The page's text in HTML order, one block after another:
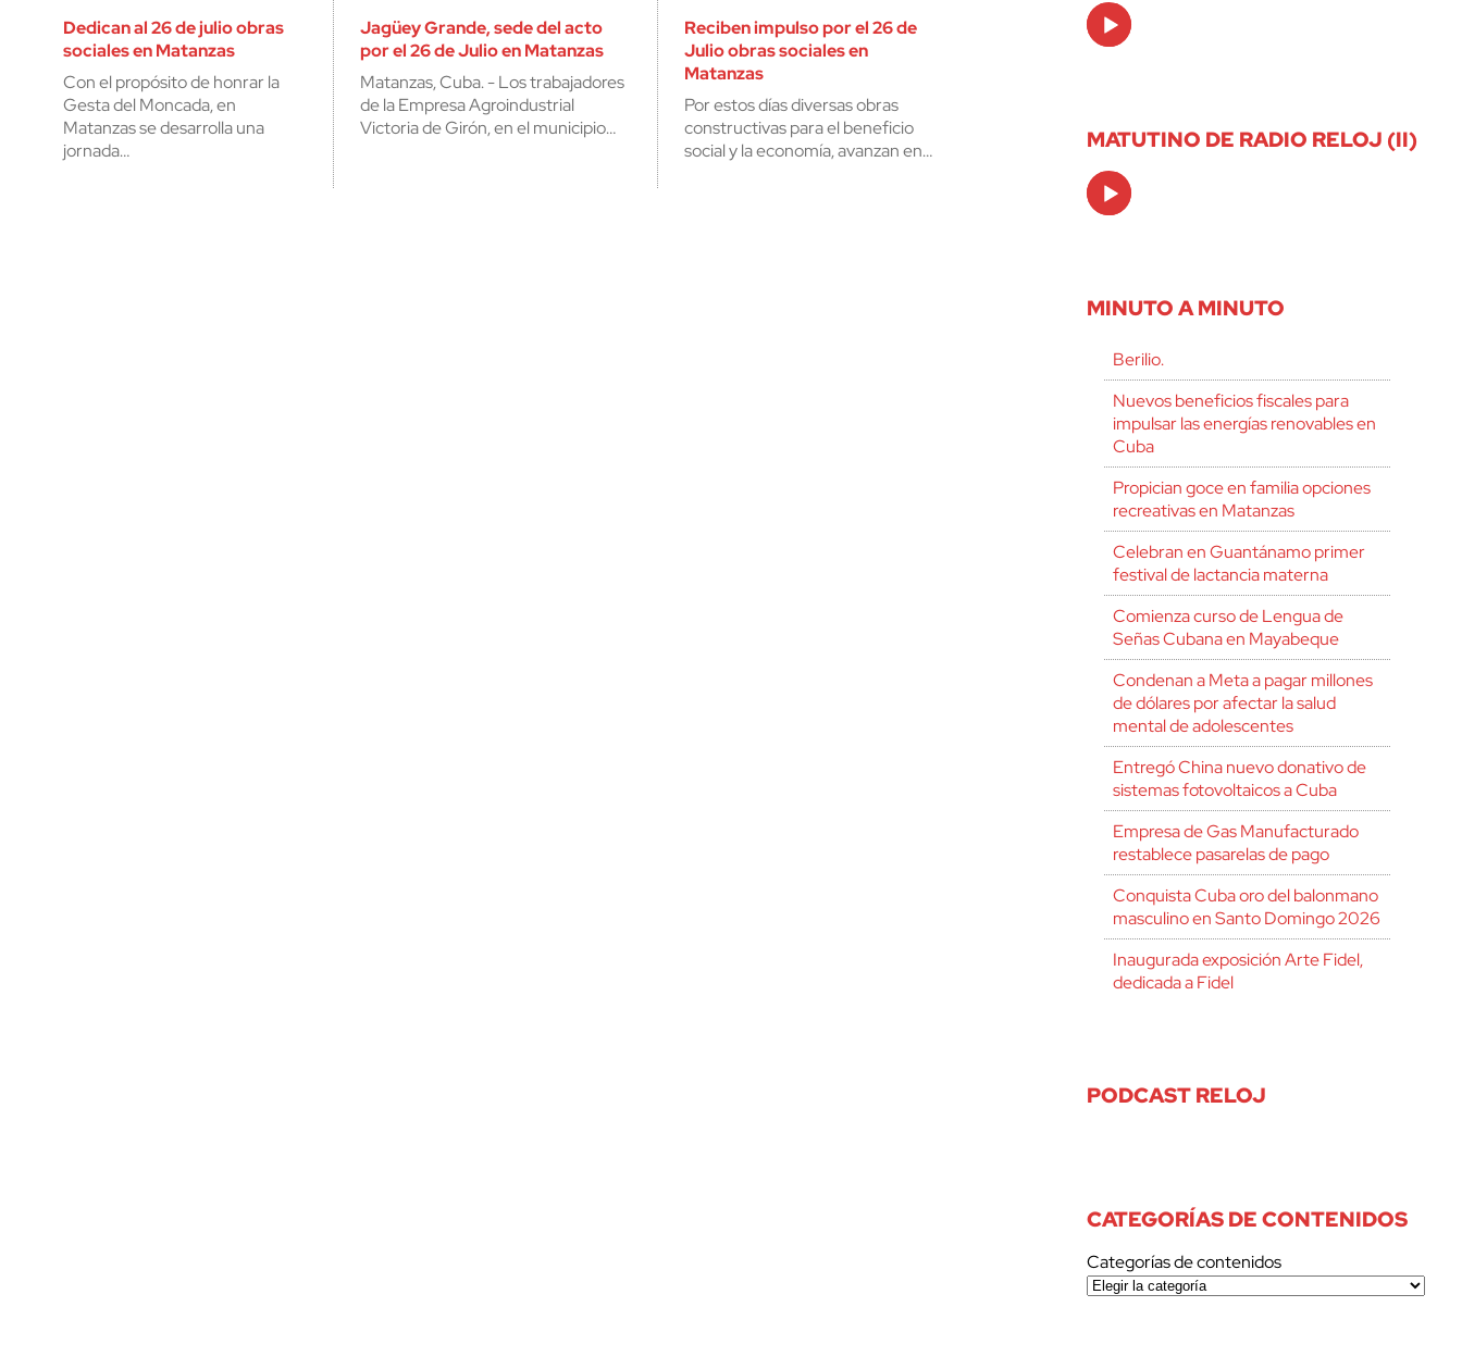
Dedican al 26 de julio obras
sociales en Matanzas
Con el propósito de honrar la
Gesta del Moncada, en
Matanzas se desarrolla una
jornada…
Jagüey Grande, sede del acto
por el 26 de Julio en Matanzas
Matanzas, Cuba. - Los trabajadores
de la Empresa Agroindustrial
Victoria de Girón, en el municipio…
Reciben impulso por el 26 de
Julio obras sociales en
Matanzas
Por estos días diversas obras
constructivas para el beneficio
social y la economía, avanzan en…
Audio
Player
MATUTINO DE RADIO RELOJ (II)
Audio
Player
MINUTO A MINUTO
Berilio.
Nuevos beneficios fiscales para
impulsar las energías renovables en
Cuba
Propician goce en familia opciones
recreativas en Matanzas
Celebran en Guantánamo primer
festival de lactancia materna
Comienza curso de Lengua de
Señas Cubana en Mayabeque
Condenan a Meta a pagar millones
de dólares por afectar la salud
mental de adolescentes
Entregó China nuevo donativo de
sistemas fotovoltaicos a Cuba
Empresa de Gas Manufacturado
restablece pasarelas de pago
Conquista Cuba oro del balonmano
masculino en Santo Domingo 2026
Inaugurada exposición Arte Fidel,
dedicada a Fidel
PODCAST RELOJ
CATEGORÍAS DE CONTENIDOS
Categorías de contenidos